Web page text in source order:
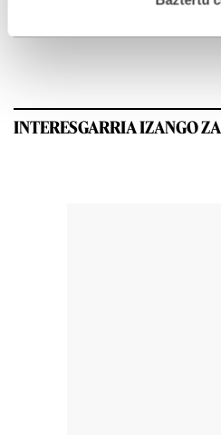
GEHIEN IRAKURRIAK
INTERESGARRIA IZANGO